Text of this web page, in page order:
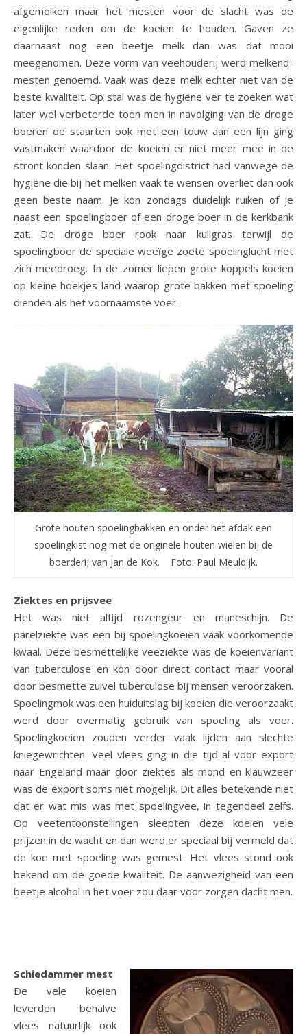
afgemolken maar het mesten voor de slacht was de
eigenlijke reden om de koeien te houden. Gaven ze
daarnaast nog een beetje melk dan was dat mooi
meegenomen. Deze vorm van veehouderij werd melkend-
mesten genoemd. Vaak was deze melk echter niet van de
beste kwaliteit. Op stal was de hygiëne ver te zoeken wat
later wel verbeterde toen men in navolging van de droge
boeren de staarten ook met een touw aan een lijn ging
vastmaken waardoor de koeien er niet meer mee in de
stront konden slaan. Het spoelingdistrict had vanwege de
hygiëne die bij het melken vaak te wensen overliet dan ook
geen beste naam. Je kon zondags duidelijk ruiken of je
naast een spoelingboer of een droge boer in de kerkbank
zat. De droge boer rook naar kuilgras terwijl de
spoelingboer de speciale weeïge zoete spoelinglucht met
zich meedroeg. In de zomer liepen grote koppels koeien
op kleine hoekjes land waarop grote bakken met spoeling
dienden als het voornaamste voer.
Grote houten spoelingbakken en onder het afdak een
spoelingkist nog met de originele houten wielen bij de
boerderij van Jan de Kok. Foto: Paul Meuldijk.
Ziektes en prijsvee
Het was niet altijd rozengeur en maneschijn. De
parelziekte was een bij spoelingkoeien vaak voorkomende
kwaal. Deze besmettelijke veeziekte was de koeienvariant
van tuberculose en kon door direct contact maar vooral
door besmette zuivel tuberculose bij mensen veroorzaken.
Spoelingmok was een huiduitslag bij koeien die veroorzaakt
werd door overmatig gebruik van spoeling als voer.
Spoelingkoeien zouden verder vaak lijden aan slechte
kniegewrichten. Veel vlees ging in die tijd al voor export
naar Engeland maar door ziektes als mond en klauwzeer
was de export soms niet mogelijk. Dit alles betekende niet
dat er wat mis was met spoelingvee, in tegendeel zelfs.
Op veetentoonstellingen sleepten deze koeien vele
prijzen in de wacht en dan werd er speciaal bij vermeld dat
de koe met spoeling was gemest. Het vlees stond ook
bekend om de goede kwaliteit. De aanwezigheid van een
beetje alcohol in het voer zou daar voor zorgen dacht men.
Schiedammer mest
De vele koeien
leverden behalve
vlees natuurlijk ook